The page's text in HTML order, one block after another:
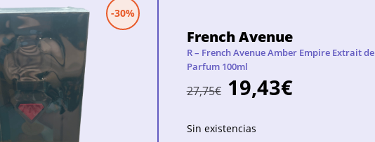
-30%
French Avenue
R – French Avenue Amber Empire Extrait de
Parfum 100ml
27,75€ 19,43€
Sin existencias